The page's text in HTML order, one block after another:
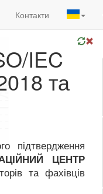
Контакти
IEC
та
підтвердження
ЦЕНТР
та фахівців